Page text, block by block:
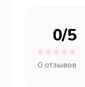
0/5
0 отзывов